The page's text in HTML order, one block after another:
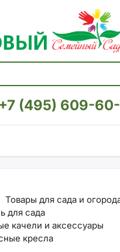
+7 (495) 609-
Товары для сада и
для сада
качели и аксессуары
кресла